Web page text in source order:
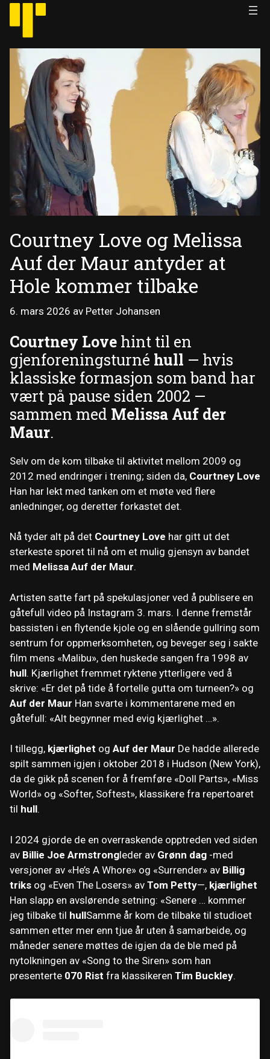
Hopp
innhold
Courtney Love og Melissa
Auf der Maur antyder at
Hole kommer tilbake
6. mars 2026 av Petter Johansen
Courtney Love hint til en
gjenforeningsturné hull — hvis
klassiske formasjon som band har
vært på pause siden 2002 —
sammen med Melissa Auf der
Maur.
Selv om de kom tilbake til aktivitet mellom 2009 og
2012 med endringer i trening; siden da, Courtney Love
Han har lekt med tanken om et møte ved flere
anledninger, og deretter forkastet det.
Nå tyder alt på det Courtney Love har gitt ut det
sterkeste sporet til nå om et mulig gjensyn av bandet
med Melissa Auf der Maur.
Artisten satte fart på spekulasjoner ved å publisere en
gåtefull video på Instagram 3. mars. I denne fremstår
bassisten i en flytende kjole og en slående gullring som
sentrum for oppmerksomheten, og beveger seg i sakte
film mens «Malibu», den huskede sangen fra 1998 av
hull. Kjærlighet fremmet ryktene ytterligere ved å
skrive: «Er det på tide å fortelle gutta om turneen?» og
Auf der Maur Han svarte i kommentarene med en
gåtefull: «Alt begynner med evig kjærlighet …».
I tillegg, kjærlighet og Auf der Maur De hadde allerede
spilt sammen igjen i oktober 2018 i Hudson (New York),
da de gikk på scenen for å fremføre «Doll Parts», «Miss
World» og «Softer, Softest», klassikere fra repertoaret
til hull.
I 2024 gjorde de en overraskende opptreden ved siden
av Billie Joe Armstrongleder av Grønn dag -med
versjoner av «He’s A Whore» og «Surrender» av Billig
triks og «Even The Losers» av Tom Petty—, kjærlighet
Han slapp en avslørende setning: «Senere … kommer
jeg tilbake til hullSamme år kom de tilbake til studioet
sammen etter mer enn tjue år uten å samarbeide, og
måneder senere møttes de igjen da de ble med på
nytolkningen av «Song to the Siren» som han
presenterte 070 Rist fra klassikeren Tim Buckley.